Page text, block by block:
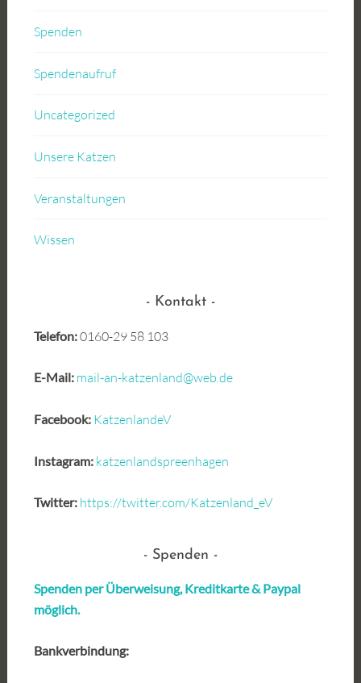
Spenden
Spendenaufruf
Uncategorized
Unsere Katzen
Veranstaltungen
Wissen
Kontakt
Telefon:0160-29 58 103
E-Mail: mail-an-katzenland@web.de
Facebook: KatzenlandeV
Instagram: katzenlandspreenhagen
Twitter: https://twitter.com/Katzenland_eV
Spenden
Spenden per Überweisung, Kreditkarte & Paypal
möglich.
Bankverbindung: